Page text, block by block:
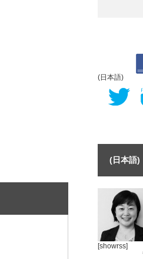
(日本語)
(日本語)
[showrss]